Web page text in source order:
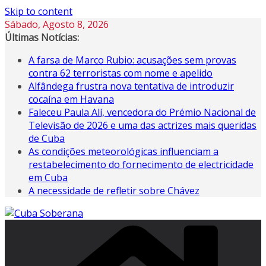
Skip to content
Sábado, Agosto 8, 2026
Últimas Notícias:
A farsa de Marco Rubio: acusações sem provas
contra 62 terroristas com nome e apelido
Alfândega frustra nova tentativa de introduzir
cocaína em Havana
Faleceu Paula Alí, vencedora do Prémio Nacional de
Televisão de 2026 e uma das actrizes mais queridas
de Cuba
As condições meteorológicas influenciam a
restabelecimento do fornecimento de electricidade
em Cuba
A necessidade de refletir sobre Chávez